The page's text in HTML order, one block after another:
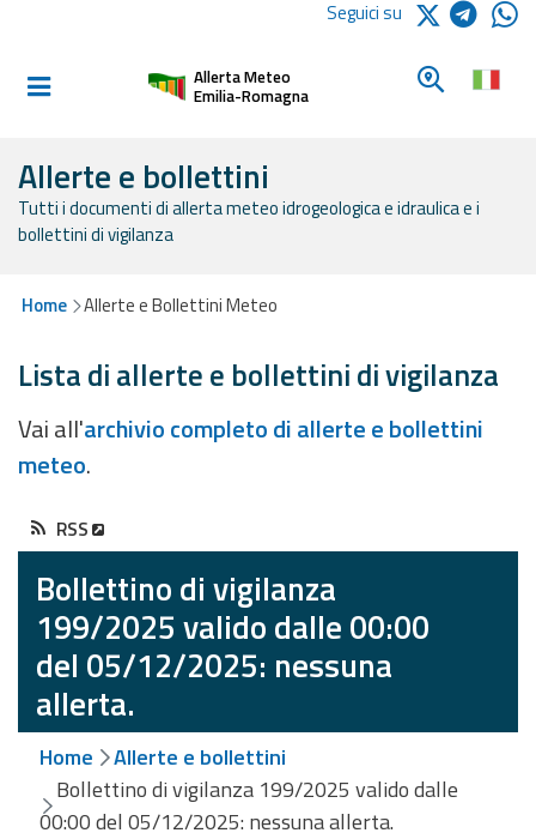
Informati e
Allerte E
Bollettini
Allerte e
Bollettini
Valanghe
Monitoraggio
eventi
Previsioni e dati
Previsioni meteo e
marine
Dati osservati
Radar meteo
Seguici su
Allerta Meteo
Emilia-Romagna
Cerca un
Allerte e bollettini
Tutti i documenti di allerta meteo idrogeologica e idraulica e i
bollettini di vigilanza
Home Allerte e Bollettini Meteo
Lista di allerte e bollettini di vigilanza
Vai all'archivio completo di allerte e bollettini
meteo.
RSS
Bollettino di vigilanza
199/2025 valido dalle 00:00
del 05/12/2025: nessuna
allerta.
Home
Allerte e bollettini
Bollettino di vigilanza 199/2025 valido dalle
00:00 del 05/12/2025: nessuna allerta.